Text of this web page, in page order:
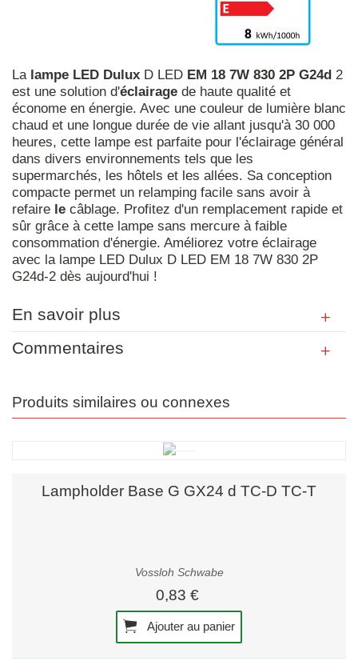
La lampe LED Dulux D LED EM 18 7W 830 2P G24d 2
est une solution d'éclairage de haute qualité et
économe en énergie. Avec une couleur de lumière blanc
chaud et une longue durée de vie allant jusqu'à 30 000
heures, cette lampe est parfaite pour l'éclairage général
dans divers environnements tels que les
supermarchés, les hôtels et les allées. Sa conception
compacte permet un relamping facile sans avoir à
refaire le câblage. Profitez d'un remplacement rapide et
sûr grâce à cette lampe sans mercure à faible
consommation d'énergie. Améliorez votre éclairage
avec la lampe LED Dulux D LED EM 18 7W 830 2P
G24d-2 dès aujourd'hui !
En savoir plus
Commentaires
Produits similaires ou connexes
Lampholder Base G GX24 d TC-D TC-T
Vossloh Schwabe
0,83 €
Ajouter au panier